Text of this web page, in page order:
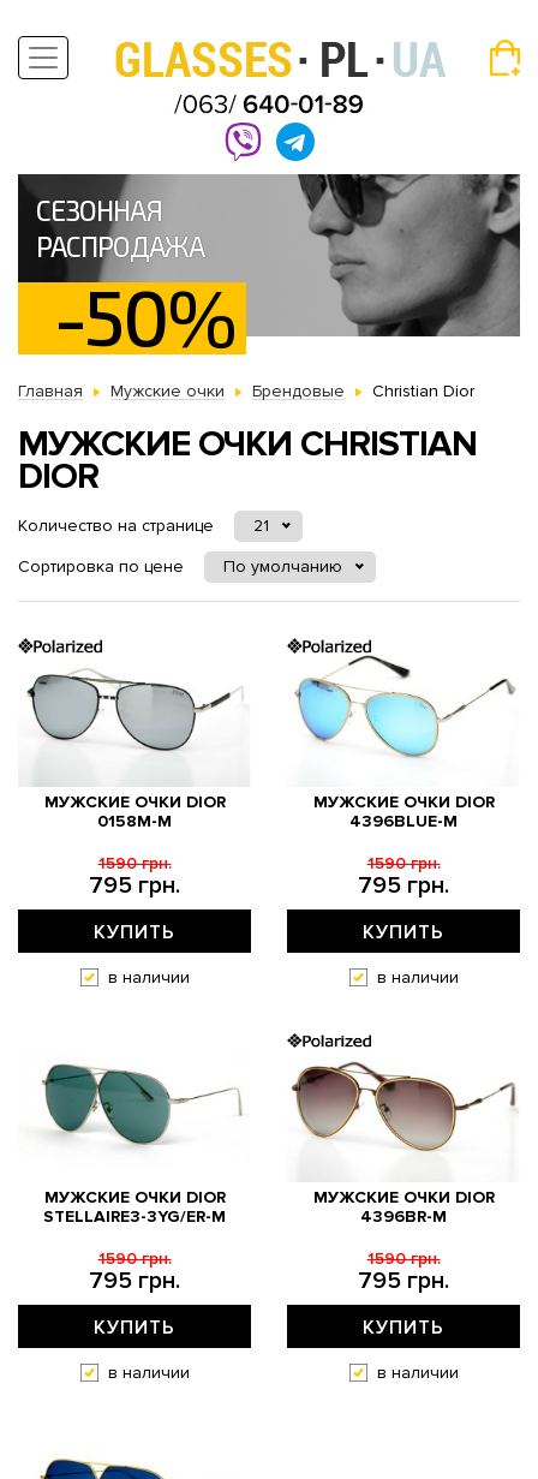
СЕЗОННАЯ
РАСПРОДАЖА
-50%
Главная Мужские очки Брендовые Christian Dior
МУЖСКИЕ ОЧКИ CHRISTIAN
DIOR
Количество на странице
21
Сортировка по цене
По умолчанию
МУЖСКИЕ ОЧКИ DIOR
0158M-M
795 грн.
1590 грн.
КУПИТЬ
в наличии
МУЖСКИЕ ОЧКИ DIOR
4396BLUE-M
795 грн.
1590 грн.
КУПИТЬ
в наличии
МУЖСКИЕ ОЧКИ DIOR
STELLAIRE3-3YG/ER-M
795 грн.
1590 грн.
КУПИТЬ
в наличии
МУЖСКИЕ ОЧКИ DIOR
4396BR-M
795 грн.
1590 грн.
КУПИТЬ
в наличии